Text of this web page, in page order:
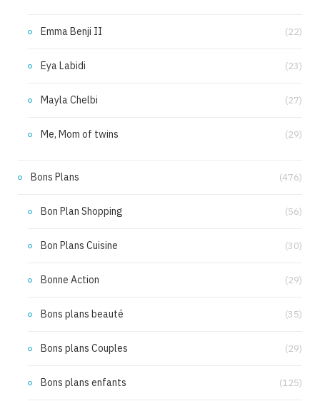
Emma Benji II (22)
Eya Labidi (23)
Mayla Chelbi (27)
Me, Mom of twins (29)
Bons Plans (476)
Bon Plan Shopping (56)
Bon Plans Cuisine (30)
Bonne Action (29)
Bons plans beauté (35)
Bons plans Couples (29)
Bons plans enfants (125)